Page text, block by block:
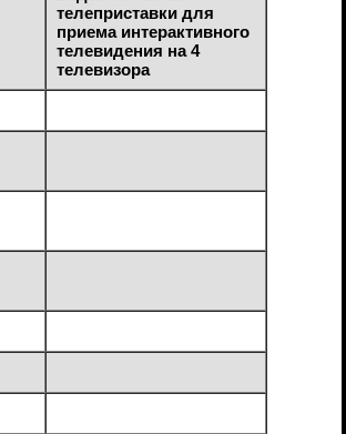
телеприставки для
приема интерактивного
телевидения на 4
телевизора